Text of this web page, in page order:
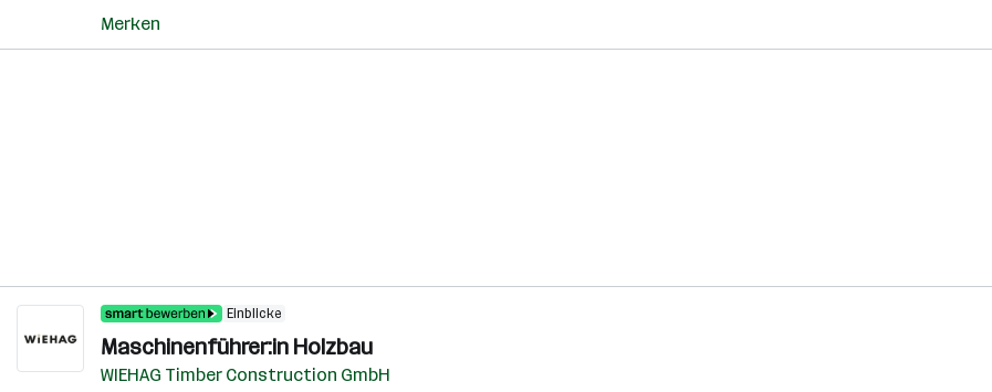
Merken
Einblicke
Maschinenführer:in Holzbau
WIEHAG Timber Construction GmbH